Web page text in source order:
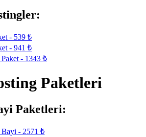
- 539 ₺
- 941 ₺
- 1343 ₺
Paketleri
Paketleri:
- 2571 ₺